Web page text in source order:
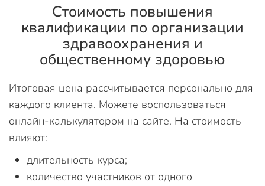
Стоимость повышения
квалификации по организации
здравоохранения и
общественному здоровью
Итоговая цена рассчитывается персонально для
каждого клиента. Можете воспользоваться
онлайн-калькулятором на сайте. На стоимость
влияют:
длительность курса;
количество участников от одного